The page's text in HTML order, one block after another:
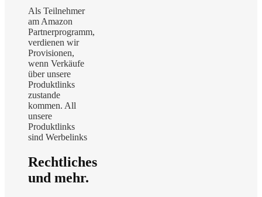
Als Teilnehmer
am Amazon
Partnerprogramm,
verdienen wir
Provisionen,
wenn Verkäufe
über unsere
Produktlinks
zustande
kommen. All
unsere
Produktlinks
sind Werbelinks
Rechtliches
und mehr.